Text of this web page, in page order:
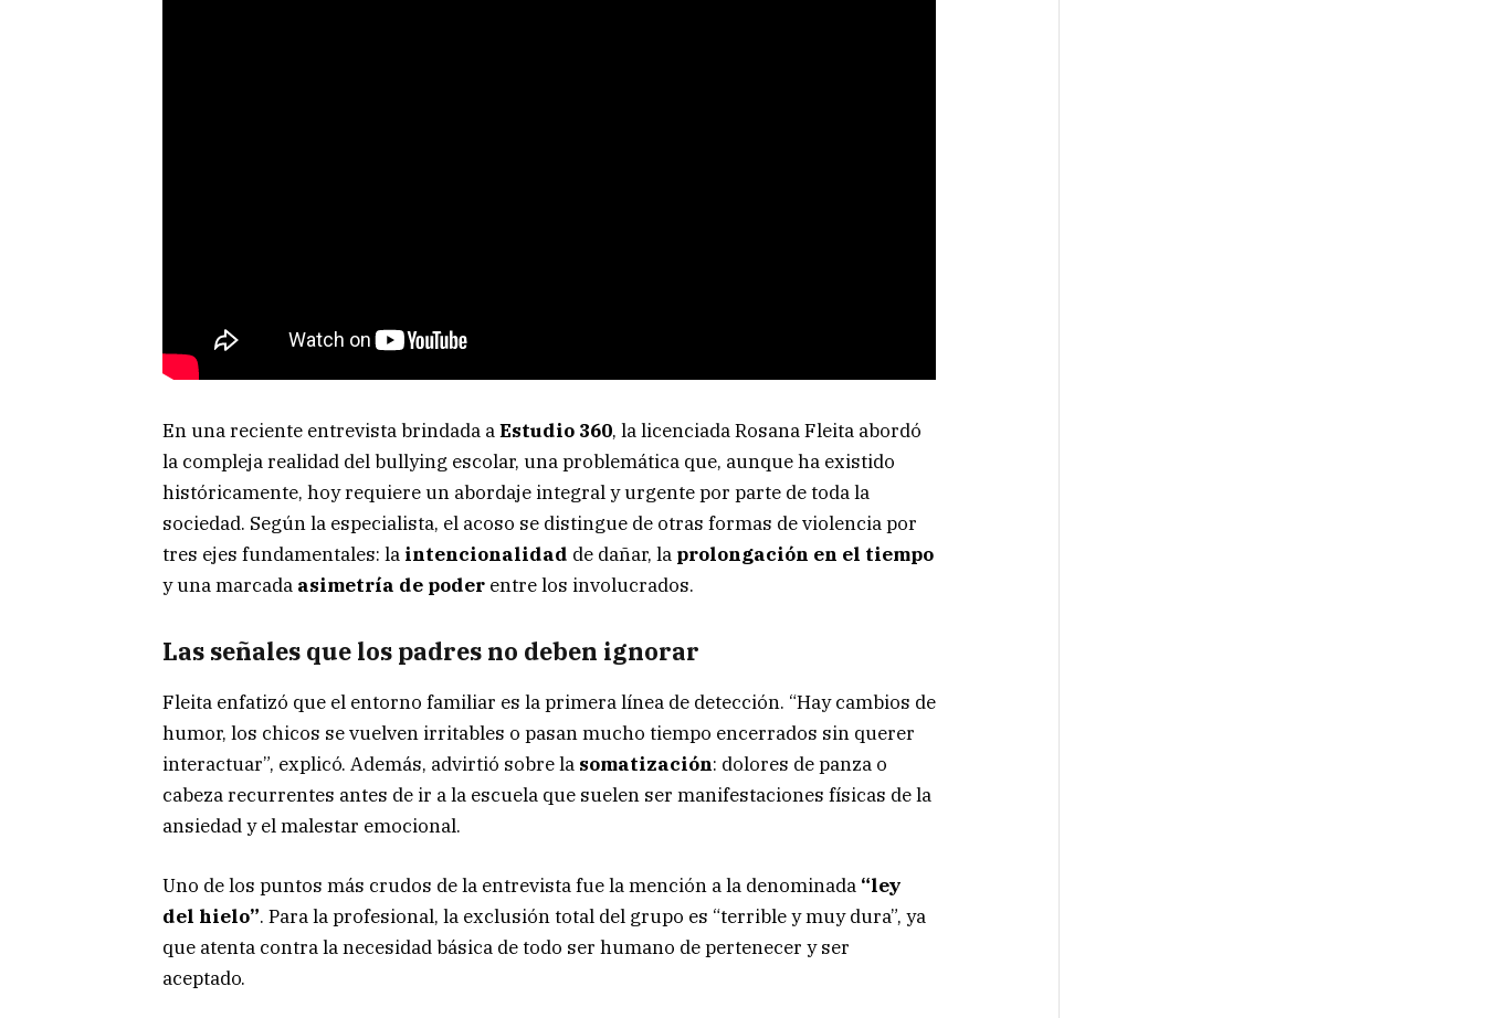
En una reciente entrevista brindada aEstudio 360, la licenciada Rosana Fleita abordó
la compleja realidad del bullying escolar, una problemática que, aunque ha existido
históricamente, hoy requiere un abordaje integral y urgente por parte de toda la
sociedad. Según la especialista, el acoso se distingue de otras formas de violencia por
tres ejes fundamentales: la intencionalidad de dañar, la prolongación en el tiempo
y una marcada asimetría de poder entre los involucrados.
Las señales que los padres no deben ignorar
Fleita enfatizó que el entorno familiar es la primera línea de detección. “Hay cambios de
humor, los chicos se vuelven irritables o pasan mucho tiempo encerrados sin querer
interactuar”, explicó. Además, advirtió sobre la somatización: dolores de panza o
cabeza recurrentes antes de ir a la escuela que suelen ser manifestaciones físicas de la
ansiedad y el malestar emocional.
Uno de los puntos más crudos de la entrevista fue la mención a la denominada “ley
del hielo”. Para la profesional, la exclusión total del grupo es “terrible y muy dura”, ya
que atenta contra la necesidad básica de todo ser humano de pertenecer y ser
aceptado.